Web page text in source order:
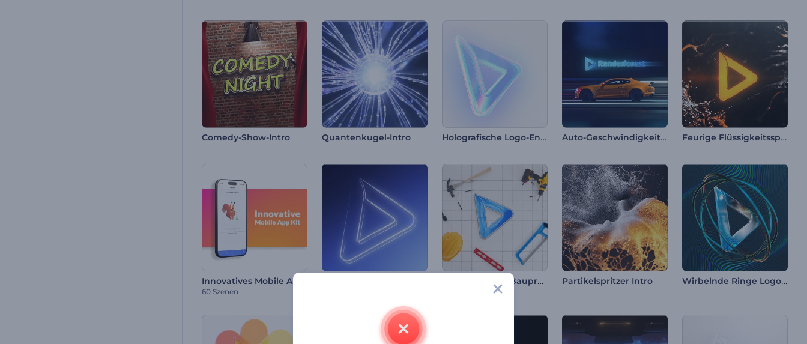
Comedy-Show-Intro Quantenkugel-Intro Holografische Logo-Enthüllung Auto-Geschwindigkeitsstrecke Intro Feurige Flüssigkeitsspritzer Intro
60 Szenen
Einführung ins Bauprojekt Partikelspritzer Intro Wirbelnde Ringe Logo Reveal